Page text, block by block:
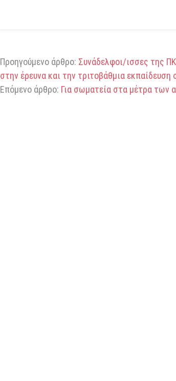
ok er στ
τε
Προηγούμενο άρθρο: Συνάδελφοι/ισσες της
στην έρευνα και την τριτοβάθμια
Επόμενο άρθρο: Για σωματεία στα μέτρα των